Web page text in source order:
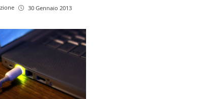
30 Gennaio 2013